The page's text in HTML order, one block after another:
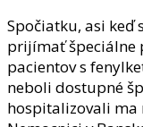
Spočiatku, asi keď
prijímať špeciálne
pacientov s
neboli dostupné
hospitalizovali ma